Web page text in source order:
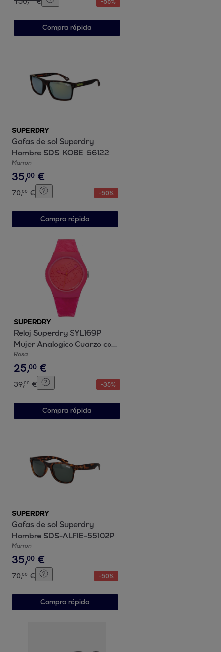
Compra rápida
SUPERDRY
Gafas de sol Superdry
Hombre SDS-KOBE-56122
Marron
35,00 €
70,00 € -50%
Compra rápida
SUPERDRY
Reloj Superdry SYL169P
Mujer Analogico Cuarzo con
Correa de Silicona
Rosa
25,00 €
39,00 € -35%
Compra rápida
SUPERDRY
Gafas de sol Superdry
Hombre SDS-ALFIE-55102P
Marron
35,00 €
70,00 € -50%
Compra rápida